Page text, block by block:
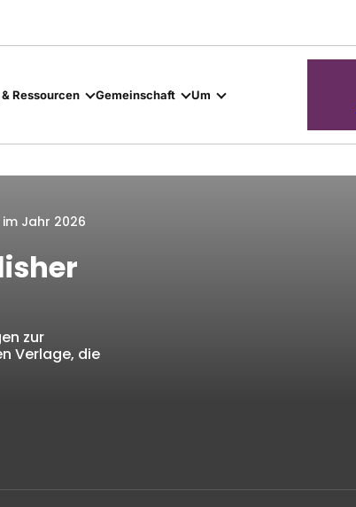
Ressourcen Gemeinschaft Um
Jahr 2026
zur
Verlage, die